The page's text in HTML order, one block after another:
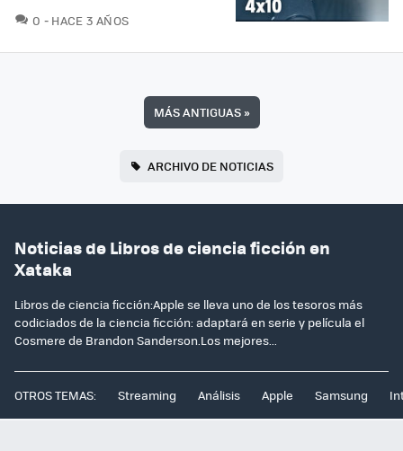
0 COMENTARIOS
HACE 3 AÑOS
MÁS ANTIGUAS»
ARCHIVO DE NOTICIAS
Noticias de Libros de ciencia ficción en
Xataka
Libros de ciencia ficción:Apple se lleva uno de los tesoros más
codiciados de la ciencia ficción: adaptará en serie y película el
Cosmere de Brandon Sanderson.Los mejores...
OTROS TEMAS: Streaming Análisis Apple Samsung